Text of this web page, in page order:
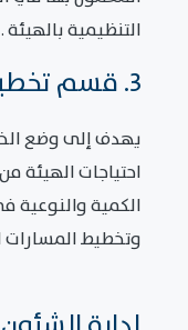
التنظيمية بالهيئة .
3. قسم تخطيط القوى العاملة :-
يهدف إلى وضع
احتياجات الهيئة
الكمية
وتخطيط المسارات